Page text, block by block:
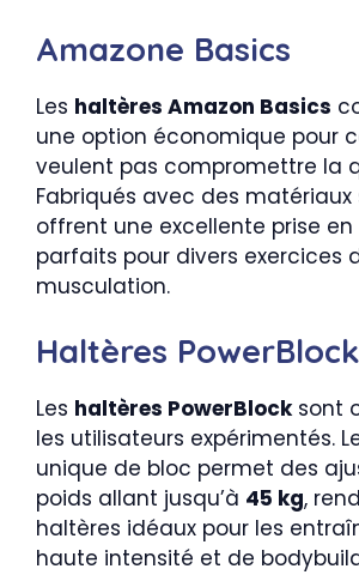
Amazone Basics
Les haltères Amazon Basics
une option économique pour
veulent pas compromettre la
Fabriqués avec des matériaux
offrent une excellente prise
parfaits pour divers exercices
musculation.
Haltères PowerBlock
Les haltères PowerBlocksont
les utilisateurs expérimentés.
unique de bloc permet des
poids allant jusqu’à 45 kg,
haltères idéaux pour les
haute intensité et de